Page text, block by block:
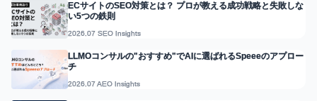
ECサイトのSEO対策とは？ プロが教える成功戦略と失敗しな
い5つの鉄則
2026.07 SEO Insights
LLMOコンサルの"おすすめ"でAIに選ばれるSpeeeのアプロー
チ
2026.07 AEO Insights